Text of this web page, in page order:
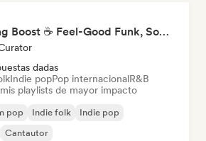
Morning Boost ☕ Feel-Good Funk, Soul & Neo-Soul to Wake Up
dadas
Indie popPop internacionalR&B
playlists de mayor impacto
pop Indie folk
Indie pop
Cantautor